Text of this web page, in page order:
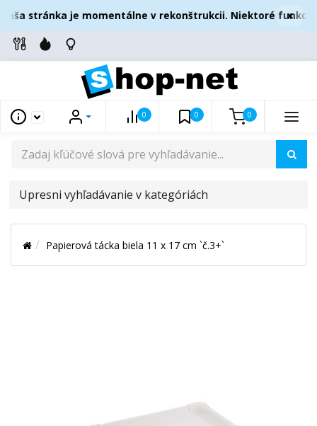
stránka je momentálne v rekonštrukcii. Niektoré funkcie
×
0 0 0
UPRESNI
V
KATEGÓRIÁCH
Papierová tácka biela 11 x 17 cm `č.3+`